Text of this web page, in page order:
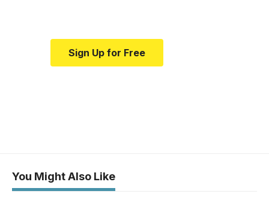
Sign Up for Free
You Might Also Like